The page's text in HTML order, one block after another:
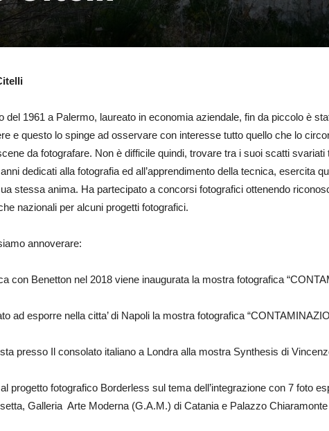
del 1961 a Palermo, laureato in economia aziendale, fin da piccolo è
e questo lo spinge ad osservare con interesse tutto quello che lo
da fotografare. Non è difficile quindi, trovare tra i suoi scatti
dedicati alla fotografia ed all’apprendimento della tecnica, esercita
stessa anima. Ha partecipato a concorsi fotografici ottenendo
nazionali per alcuni progetti fotografici.
annoverare:
con Benetton nel 2018 viene inaugurata la mostra fotografica
ad esporre nella citta’ di Napoli la mostra fotografica
presso Il consolato italiano a Londra alla mostra Synthesis di
progetto fotografico Borderless sul tema dell’integrazione con 7 foto
Galleria Arte Moderna (G.A.M.) di Catania e Palazzo